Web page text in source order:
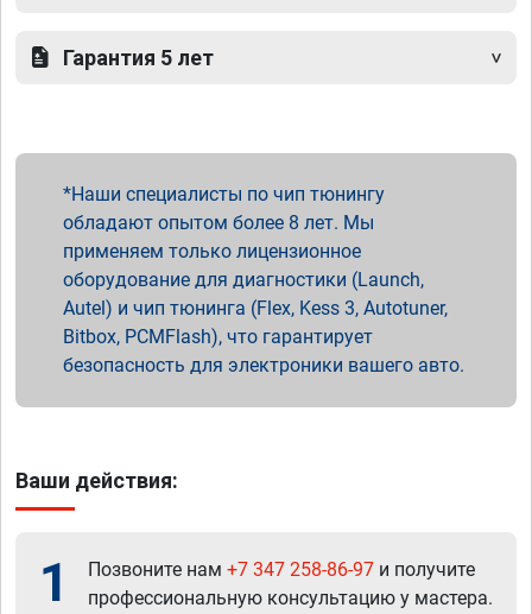
Гарантия 5 лет
Наши специалисты по чип тюнингу
обладают опытом более 8 лет. Мы
применяем только лицензионное
оборудование для диагностики (Launch,
Autel) и чип тюнинга (Flex, Kess 3, Autotuner,
Bitbox, PCMFlash), что гарантирует
безопасность для электроники вашего авто.
Ваши действия:
1 Позвоните нам +7 347 258-86-97 и получите
профессиональную консультацию у мастера.